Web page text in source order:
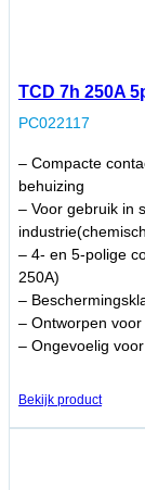
TCD 7h 250A
PC022117
– Compacte
behuizing
– Voor gebruik in
– 4- en 5-polige
250A)
–
– Ontworpen
– Ongevoelig
Bekijk product